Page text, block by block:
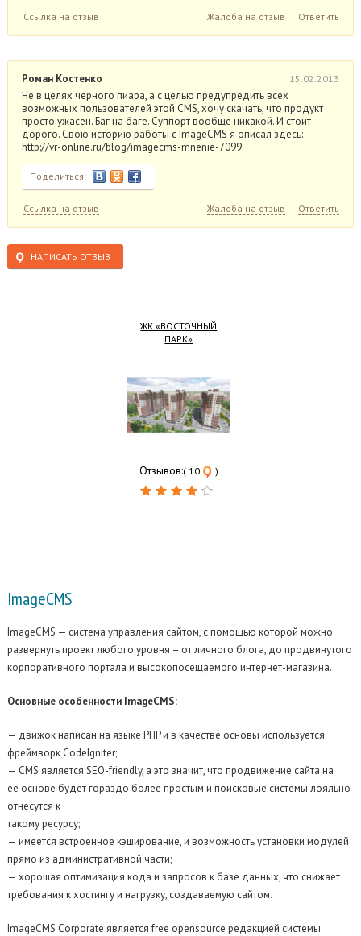
Ссылка на отзыв Жалоба на отзыв Ответить
Роман Костенко 15.02.2013
Не в целях черного пиара, а с целью предупредить всех
возможных пользователей этой CMS, хочу скачать, что продукт
просто ужасен. Баг на баге. Суппорт вообще никакой. И стоит
дорого. Свою историю работы с ImageCMS я описал здесь:
http://vr-online.ru/blog/imagecms-mnenie-7099
Поделиться:
Ссылка на отзыв Жалоба на отзыв Ответить
НАПИСАТЬ ОТЗЫВ
ЖК «ВОСТОЧНЫЙ
ПАРК»
Отзывов:( 10 )
ImageCMS
ImageCMS — система управления сайтом, с помощью которой можно
развернуть проект любого уровня – от личного блога, до продвинутого
корпоративного портала и высокопосещаемого интернет-магазина.
Основные особенности ImageCMS:
— движок написан на языке PHP и в качестве основы используется
фреймворк CodeIgniter;
— CMS является SEO-friendly, а это значит, что продвижение сайта на
ее основе будет гораздо более простым и поисковые системы лояльно
отнесутся к
такому ресурсу;
— имеется встроенное кэширование, и возможность установки модулей
прямо из административной части;
— хорошая оптимизация кода и запросов к базе данных, что снижает
требования к хостингу и нагрузку, создаваемую сайтом.
ImageCMS Corporate является free opensource редакцией системы.